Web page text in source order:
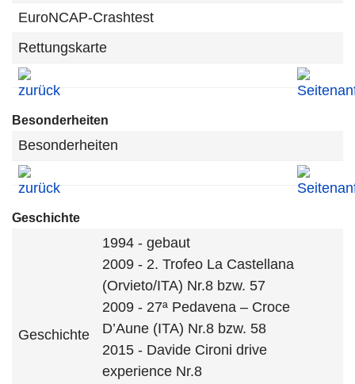
EuroNCAP-Crashtest
Rettungskarte
Besonderheiten
Besonderheiten
Geschichte
Geschichte
1994 - gebaut
2009 - 2. Trofeo La Castellana
(Orvieto/ITA) Nr.8 bzw. 57
2009 - 27ª Pedavena – Croce
D’Aune (ITA) Nr.8 bzw. 58
2015 - Davide Cironi drive
experience Nr.8